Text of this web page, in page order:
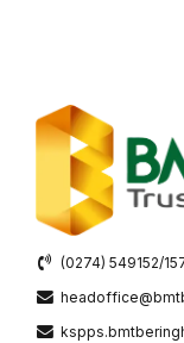
(0274) 549152/